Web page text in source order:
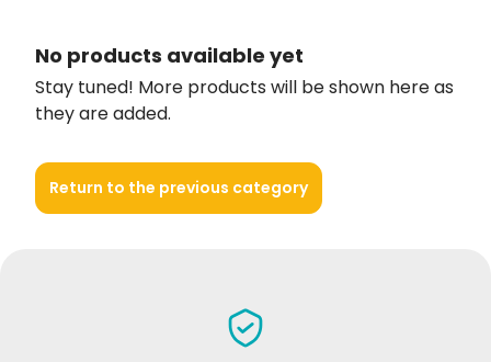
No products available yet
Stay tuned! More products will be shown here as
they are added.
Return to the previous category